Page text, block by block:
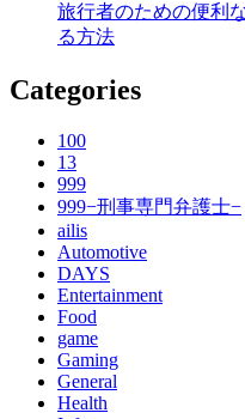
旅行者のための便利
る方法
Categories
100
13
999
999−刑事専門弁護士−
ailis
Automotive
DAYS
Entertainment
Food
game
Gaming
General
Health